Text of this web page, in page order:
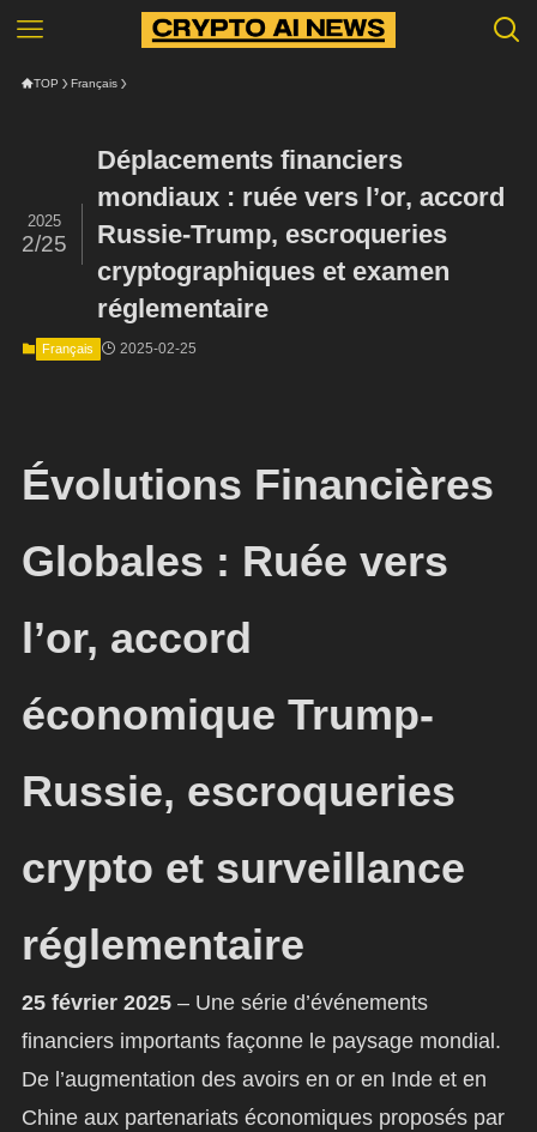
TOP Français
Déplacements financiers
mondiaux : ruée vers l’or, accord
Russie-Trump, escroqueries
cryptographiques et examen
réglementaire
2025
2/25
Français 2025-02-25
Évolutions Financières
Globales : Ruée vers
l’or, accord
économique Trump-
Russie, escroqueries
crypto et surveillance
réglementaire
25 février 2025– Une série d’événements
financiers importants façonne le paysage mondial.
De l’augmentation des avoirs en or en Inde et en
Chine aux partenariats économiques proposés par